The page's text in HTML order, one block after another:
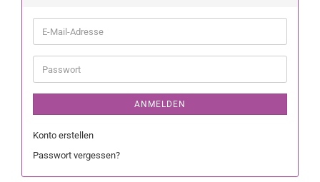
ANMELDEN
Konto erstellen
Passwort vergessen?